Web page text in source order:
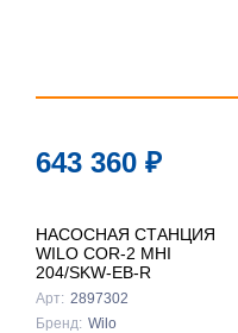
643 360 ₽
НАСОСНАЯ СТАНЦИЯ
WILO COR-2 MHI
204/SKW-EB-R
Арт: 2897302
Бренд: Wilo